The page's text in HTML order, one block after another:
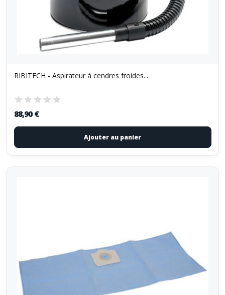
RIBITECH - Aspirateur à cendres froides...
88,90 €
Ajouter au panier